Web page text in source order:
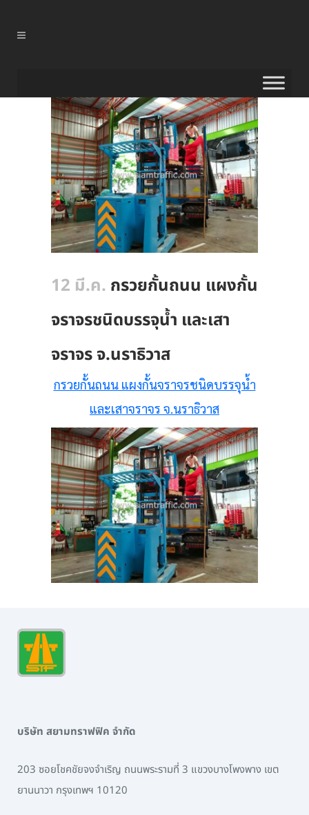
12 มี.ค. กรวยกั้นถนน แผงกั้น
จราจรชนิดบรรจุน้ำ และเสา
จราจร จ.นราธิวาส
กรวยกั้นถนน แผงกั้นจราจรชนิดบรรจุน้ำ
และเสาจราจร จ.นราธิวาส
บริษัท สยามทราฟฟิค จำกัด
203 ซอยโชคชัยจงจำเริญ ถนนพระรามที่ 3 แขวงบางโพงพาง เขต
ยานนาวา กรุงเทพฯ 10120